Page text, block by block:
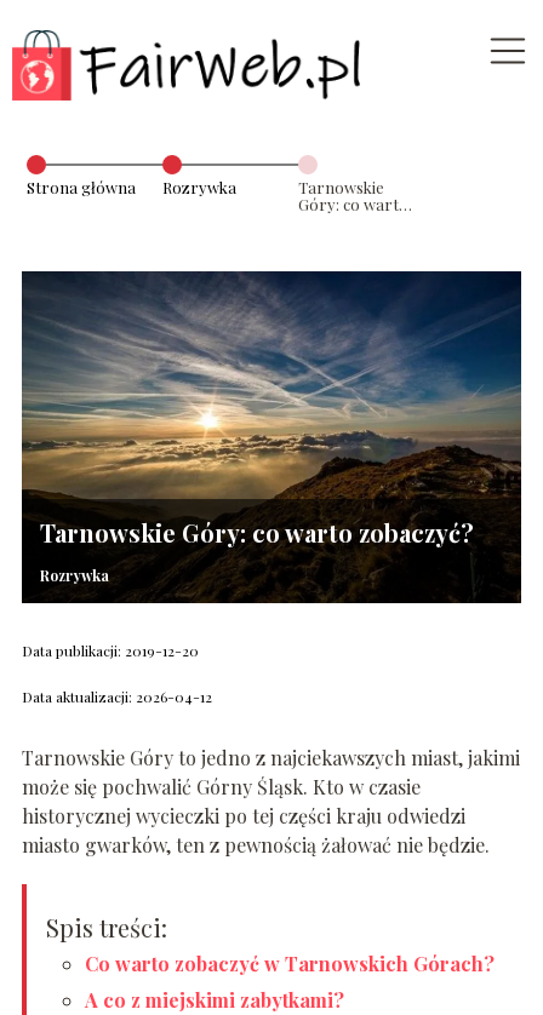
Strona główna Rozrywka
Tarnowskie
Góry: co warto
Tarnowskie Góry: co warto zobaczyć?
Rozrywka
Data publikacji: 2019-12-20
Data aktualizacji: 2026-04-12
Tarnowskie Góry to jedno z najciekawszych miast, jakimi
może się pochwalić Górny Śląsk. Kto w czasie
historycznej wycieczki po tej części kraju odwiedzi
miasto gwarków, ten z pewnością żałować nie będzie.
Spis treści:
Co warto zobaczyć w Tarnowskich Górach?
A co z miejskimi zabytkami?